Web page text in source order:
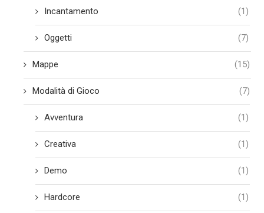
Incantamento (1)
Oggetti (7)
Mappe (15)
Modalità di Gioco (7)
Avventura (1)
Creativa (1)
Demo (1)
Hardcore (1)